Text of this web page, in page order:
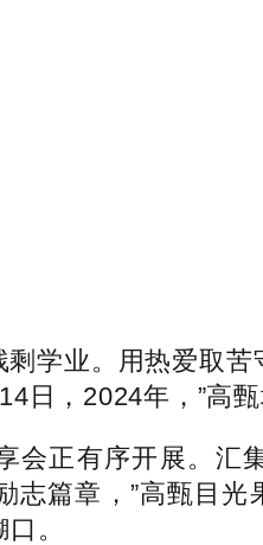
业。用热爱取苦
日，2024年，”高甄
正有序开展。汇
篇章，”高甄目
。